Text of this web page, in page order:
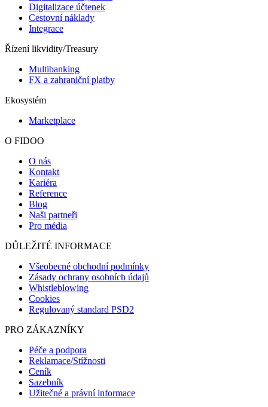
Digitalizace účtenek
Cestovní náklady
Integrace
Řízení likvidity/Treasury
Multibanking
FX a zahraniční platby
Ekosystém
Marketplace
O FIDOO
O nás
Kontakt
Kariéra
Reference
Blog
Naši partneři
Pro média
DŮLEŽITÉ INFORMACE
Všeobecné obchodní podmínky
Zásady ochrany osobních údajů
Whistleblowing
Cookies
Regulovaný standard PSD2
PRO ZÁKAZNÍKY
Péče a podpora
Reklamace/Stížnosti
Ceník
Sazebník
Užitečné a právní informace